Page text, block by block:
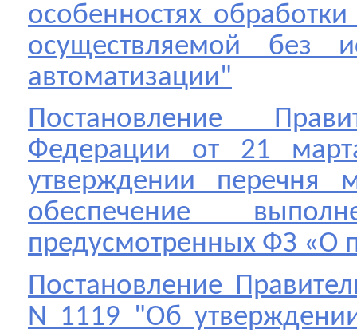
особенностях
осуществляемой без
автоматизации"
Постановление
Федерации от 21
утверждении перечня
обеспечение
предусмотренных ФЗ «О
Постановление
N 1119 "Об